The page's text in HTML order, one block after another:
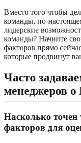
Вместо того чтобы
команды, по-
лидерские
команды? Начните
факторов прямо
которые продвинут
Часто
менеджеров
Насколько точен
факторов для